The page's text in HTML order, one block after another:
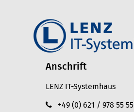
Anschrift
LENZ IT-Systemhaus
+49 (0) 621 / 978 55 55